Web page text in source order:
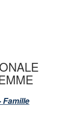
Famille